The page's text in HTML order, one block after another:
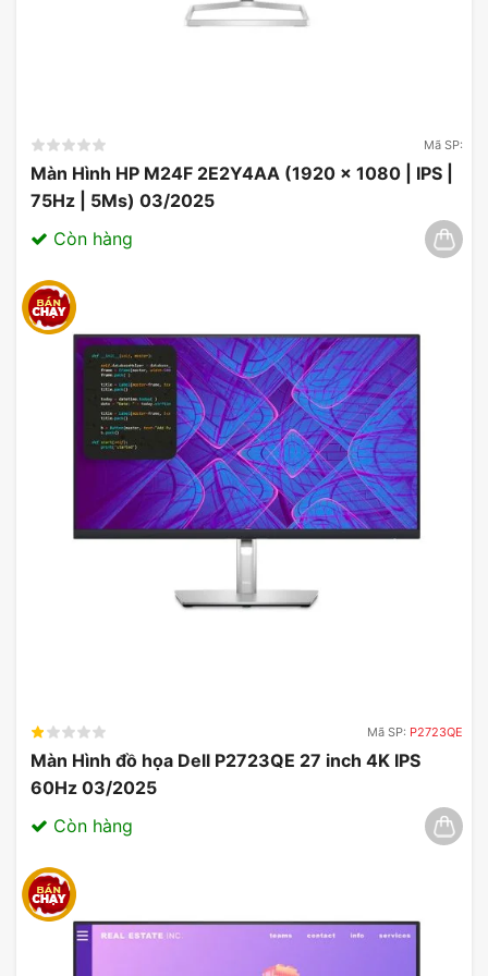
đắm trong thế giới ảo.
Với tần số quét 240Hz, ASUS ROG Swift OLED
PG39WCDM giúp hình ảnh di chuyển mượt mà,
giảm thiểu tình trạng nhòe hình khi bạn tham gia
vào những trận đấu căng thẳng.
Bên cạnh đó, thiết kế mỏng của màn hình ASUS
không chỉ tiết kiệm không gian mà còn làm tăng
tính thẩm mỹ cho góc chơi game của bạn.
Mã SP:
Màn Hình HP M24F 2E2Y4AA (1920 x 1080 | IPS |
75Hz | 5Ms) 03/2025
Còn hàng
Mã SP: P2723QE
Màn Hình đồ họa Dell P2723QE 27 inch 4K IPS
60Hz 03/2025
Còn hàng